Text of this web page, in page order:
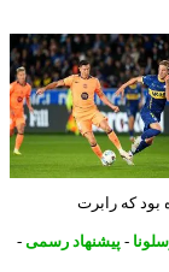
رابرت
-پیشنهاد رسمی-